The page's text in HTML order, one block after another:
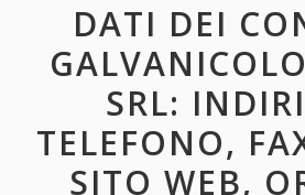
DATI DEI
SRL:
TELEFONO,
SITO WEB,